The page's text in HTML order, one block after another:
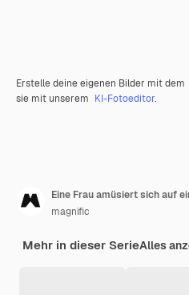
Erstelle deine eigenen Bilder mit dem
sie mit unserem KI-Fotoeditor.
Eine Frau amüsiert sich auf
magnific
Mehr in dieser SerieAlles